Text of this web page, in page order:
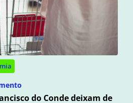
do Conde deixam de